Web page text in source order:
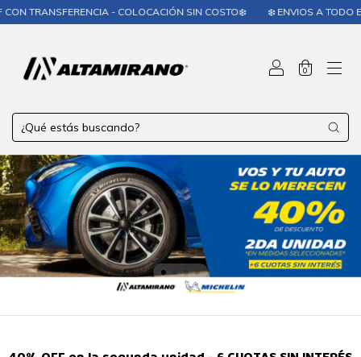
- COLOCACIÓN SIN COSTO❄️ ❄️ ENVIOS A TODO EL PAÍS❄️
0